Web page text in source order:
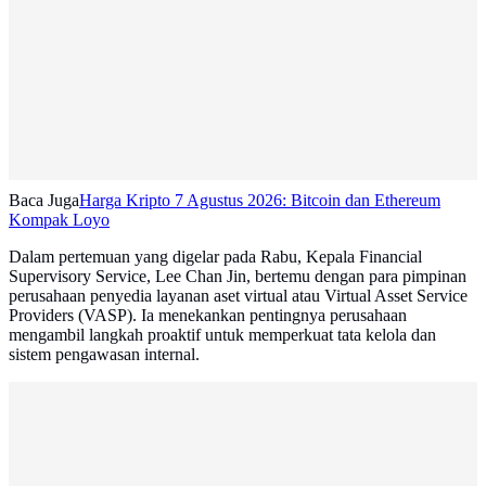
Baca JugaHarga Kripto 7 Agustus 2026: Bitcoin dan Ethereum
Kompak Loyo
Dalam pertemuan yang digelar pada Rabu, Kepala Financial
Supervisory Service, Lee Chan Jin, bertemu dengan para pimpinan
perusahaan penyedia layanan aset virtual atau Virtual Asset Service
Providers (VASP). Ia menekankan pentingnya perusahaan
mengambil langkah proaktif untuk memperkuat tata kelola dan
sistem pengawasan internal.